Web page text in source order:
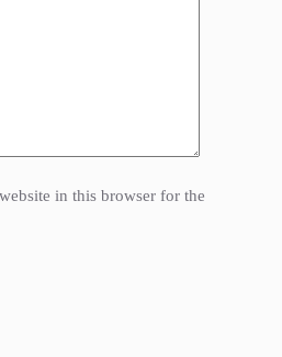
in this browser for the